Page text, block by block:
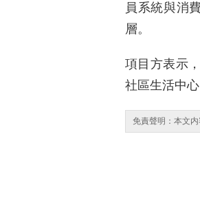
員系統與消
層。
項目方表示
社區生活中
免責聲明：本文